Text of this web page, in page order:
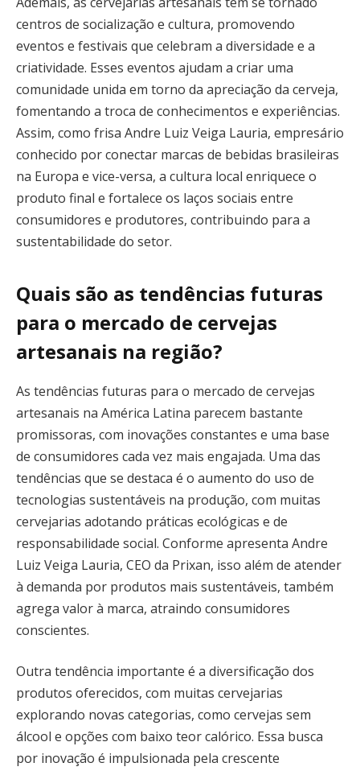
centros de socialização e cultura, promovendo
eventos e festivais que celebram a diversidade e a
criatividade. Esses eventos ajudam a criar uma
comunidade unida em torno da apreciação da cerveja,
fomentando a troca de conhecimentos e experiências.
Assim, como frisa Andre Luiz Veiga Lauria, empresário
conhecido por conectar marcas de bebidas brasileiras
na Europa e vice-versa, a cultura local enriquece o
produto final e fortalece os laços sociais entre
consumidores e produtores, contribuindo para a
sustentabilidade do setor.
Quais são as tendências futuras
para o mercado de cervejas
artesanais na região?
As tendências futuras para o mercado de cervejas
artesanais na América Latina parecem bastante
promissoras, com inovações constantes e uma base
de consumidores cada vez mais engajada. Uma das
tendências que se destaca é o aumento do uso de
tecnologias sustentáveis na produção, com muitas
cervejarias adotando práticas ecológicas e de
responsabilidade social. Conforme apresenta Andre
Luiz Veiga Lauria, CEO da Prixan, isso além de atender
à demanda por produtos mais sustentáveis, também
agrega valor à marca, atraindo consumidores
conscientes.
Outra tendência importante é a diversificação dos
produtos oferecidos, com muitas cervejarias
explorando novas categorias, como cervejas sem
álcool e opções com baixo teor calórico. Essa busca
por inovação é impulsionada pela crescente